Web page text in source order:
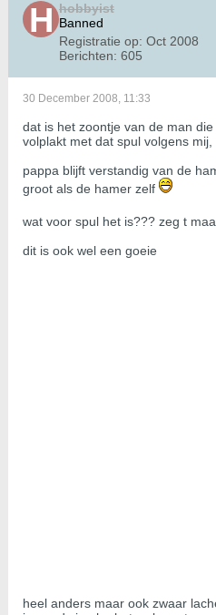
hobbyist
Banned
Registratie op: Oct 2008
Berichten: 605
30 December 2008, 11:33
dat is het zoontje van de man
volplakt met dat spul volgens mij,
pappa blijft verstandig van de
groot als de hamer zelf
wat voor spul het is??? zeg t
dit is ook wel een goeie
heel anders maar ook zwaar